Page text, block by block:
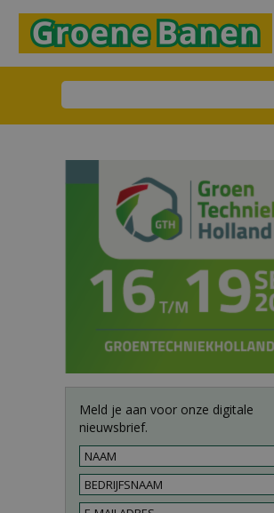
Meld je aan voor onze digitale
nieuwsbrief.